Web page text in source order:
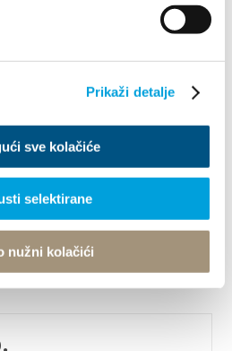
Prikaži detalje
sve kolačiće
selektirane
nužni kolačići
17, Kaštel Lukšić